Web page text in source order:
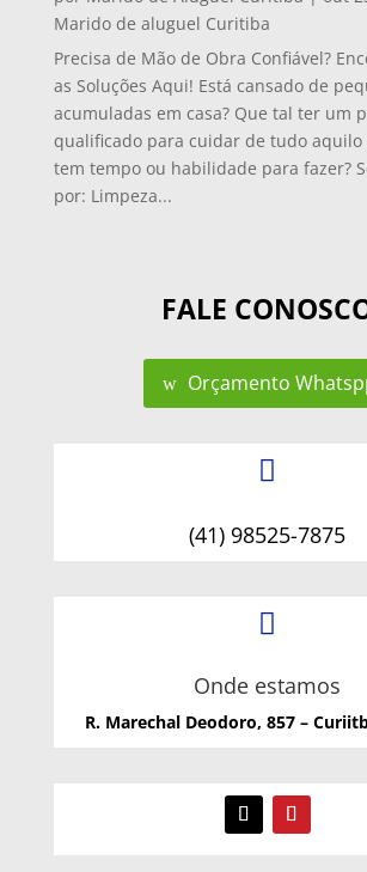
Marido de aluguel Curitiba
Precisa de Mão de Obra Confiável?
as Soluções Aqui! Está cansado de
acumuladas em casa? Que tal ter um
qualificado para cuidar de tudo aquilo
tem tempo ou habilidade para fazer?
por: Limpeza...
FALE
Orçamento

(41) 98525-7875

Onde estamos
R. Marechal Deodoro, 857 –